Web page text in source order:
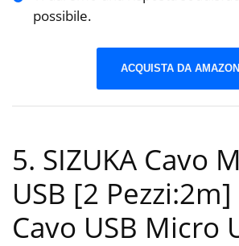
possibile.
ACQUISTA DA AMAZON
5. SIZUKA Cavo
USB [2
Cavo USB Micro